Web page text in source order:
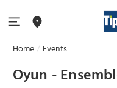
Home Events
Oyun -